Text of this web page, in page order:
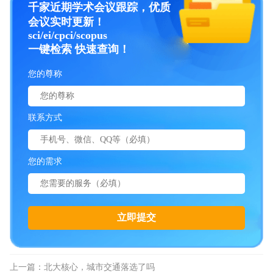
千家近期学术会议跟踪，优质
会议实时更新！
sci/ei/cpci/scopus
一键检索 快速查询！
您的尊称
联系方式
您的需求
上一篇： 北大核心，城市交通落选了吗